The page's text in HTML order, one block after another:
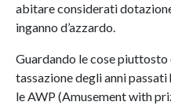
abitare considerati
inganno d’azzardo.
Guardando le cose
tassazione degli anni
le AWP (Amusement with